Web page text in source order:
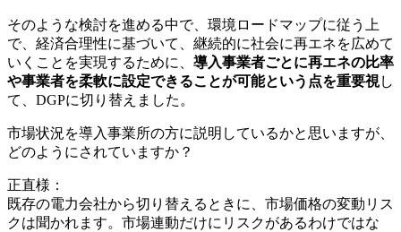
そのような検討を進める中で、環境ロードマップに従う上
で、経済合理性に基づいて、継続的に社会に再エネを広めて
いくことを実現するために、 導入事業者ごとに再エネの比率
や事業者を柔軟に設定できることが可能という点を重要視し
て、DGPに切り替えました。
市場状況を導入事業所の方に説明しているかと思いますが、
どのようにされていますか？
正直様：
既存の電力会社から切り替えるときに、市場価格の変動リス
クは聞かれます。市場連動だけにリスクがあるわけではな